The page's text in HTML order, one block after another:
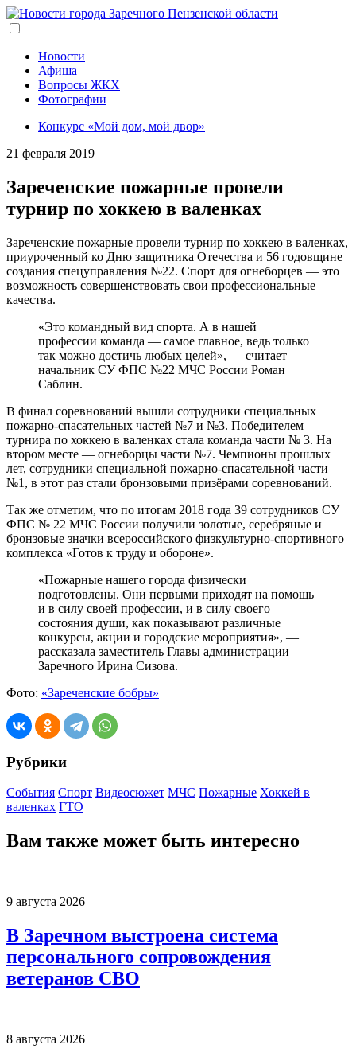
Перейти
к
содержанию
Новости
Афиша
Вопросы ЖКХ
Фотографии
Конкурс «Мой дом, мой двор»
21 февраля 2019
Зареченские пожарные провели
турнир по хоккею в валенках
Зареченские пожарные провели турнир по хоккею в валенках,
приуроченный ко Дню защитника Отечества и 56 годовщине
создания спецуправления №22. Спорт для огнеборцев — это
возможность совершенствовать свои профессиональные
качества.
«Это командный вид спорта. А в нашей
профессии команда — самое главное, ведь только
так можно достичь любых целей», — считает
начальник СУ ФПС №22 МЧС России Роман
Саблин.
В финал соревнований вышли сотрудники специальных
пожарно-спасательных частей №7 и №3. Победителем
турнира по хоккею в валенках стала команда части № 3. На
втором месте — огнеборцы части №7. Чемпионы прошлых
лет, сотрудники специальной пожарно-спасательной части
№1, в этот раз стали бронзовыми призёрами соревнований.
Так же отметим, что по итогам 2018 года 39 сотрудников СУ
ФПС № 22 МЧС России получили золотые, серебряные и
бронзовые значки всероссийского физкультурно-спортивного
комплекса «Готов к труду и обороне».
«Пожарные нашего города физически
подготовлены. Они первыми приходят на помощь
и в силу своей профессии, и в силу своего
состояния души, как показывают различные
конкурсы, акции и городские мероприятия», —
рассказала заместитель Главы администрации
Заречного Ирина Сизова.
Фото: «Зареченские бобры»
Рубрики
События Спорт Видеосюжет МЧС Пожарные Хоккей в
валенках ГТО
Вам также может быть интересно
9 августа 2026
В Заречном выстроена система
персонального сопровождения
ветеранов СВО
8 августа 2026